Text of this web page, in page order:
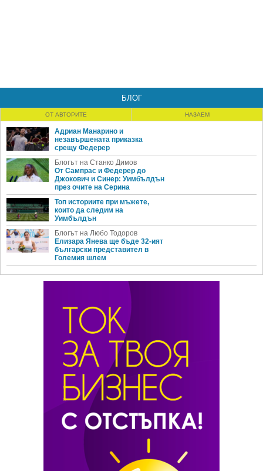
БЛОГ
ОТ АВТОРИТЕ НАЗАЕМ
Адриан Манарино и
незавършената приказка
срещу Федерер
Блогът на Станко Димов
От Сампрас и Федерер до
Джокович и Синер: Уимбълдън
през очите на Серина
Топ историите при мъжете,
които да следим на
Уимбълдън
Блогът на Любо Тодоров
Елизара Янева ще бъде 32-ият
български представител в
Големия шлем